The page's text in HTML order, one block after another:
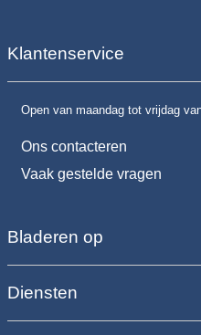
Klantenservice
Open van maandag tot vrijdag
Ons contacteren
Vaak gestelde vragen
Bladeren op
Diensten